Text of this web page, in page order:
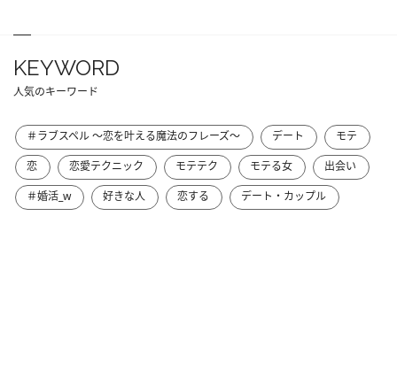
KEYWORD
人気のキーワード
＃ラブスペル ～恋を叶える魔法のフレーズ～ デート
モテ
恋
恋愛テクニック モテテク モテる女
出会い
＃婚活_w
好きな人 恋する デート・カップル